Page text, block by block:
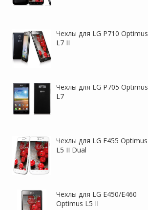
Чехлы для LG P710 Optimus
L7 II
Чехлы для LG P705 Optimus
L7
Чехлы для LG E455 Optimus
L5 II Dual
Чехлы для LG E450/E460
Optimus L5 II